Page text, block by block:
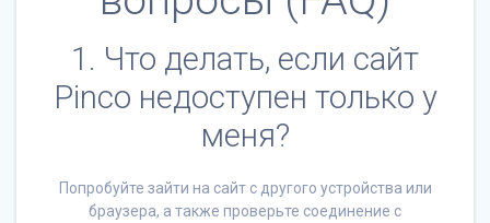
1. Что делать, если сайт
Pinco недоступен только у
меня?
Попробуйте зайти на сайт с другого устройства или
браузера, а также проверьте соединение с